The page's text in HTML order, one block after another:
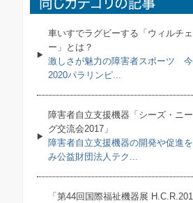
車いすでラグビーする「ウィルチ
ー」とは？
激しさが魅力の障害者スポーツ
2020パラリンピ...
障害者自立支援機器「シーズ・ニ
グ交流会2017」
障害者自立支援機器の開発や促進
み公益財団法人テク...
「第44回国際福祉機器展